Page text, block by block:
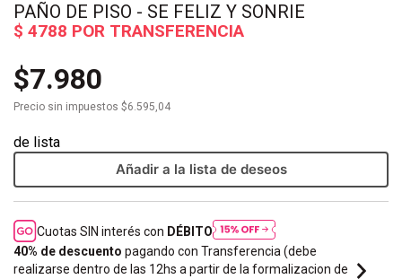
PAÑO DE PISO - SE FELIZ Y SONRIE
$7.980
Precio sin impuestos $6.595,04
Añadir a la lista de deseos
Cuotas SIN interés con DÉBITO
40% de descuento pagando con Transferencia (debe
realizarse dentro de las 12hs a partir de la formalizacion de